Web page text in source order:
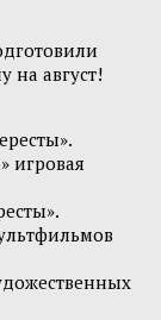
на август!
игровая